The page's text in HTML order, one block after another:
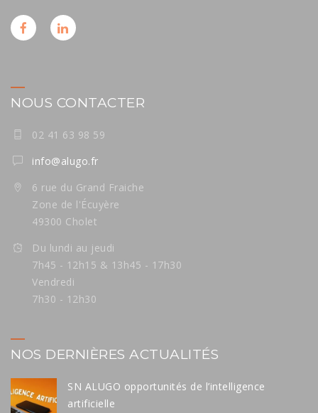
NOUS CONTACTER
02 41 63 98 59
info@alugo.fr
6 rue du Grand Fraiche
Zone de l'Écuyère
49300 Cholet
Du lundi au jeudi
7h45 - 12h15 & 13h45 - 17h30
Vendredi
7h30 - 12h30
NOS DERNIÈRES ACTUALITÉS
SN ALUGO opportunités de l’intelligence
artificielle